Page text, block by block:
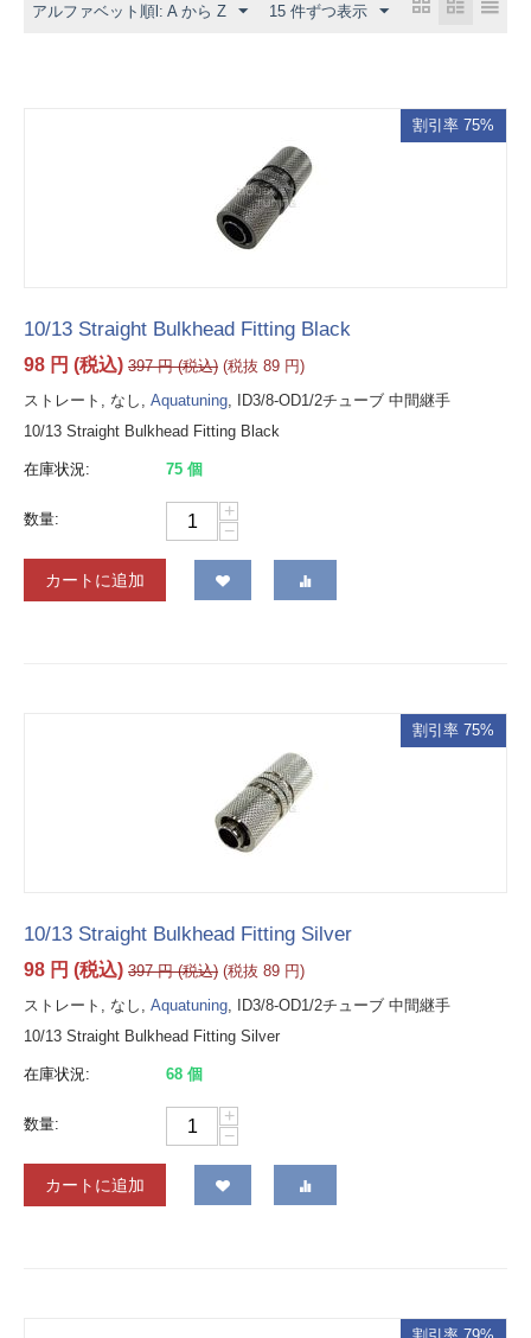
アルファベット順l: A から Z 15 件ずつ表示
割引率 75%
10/13 Straight Bulkhead Fitting Black
98 円 (税込) 397 円(税込) (税抜 89 円)
ストレート, なし, Aquatuning, ID3/8-OD1/2チューブ 中間継手
10/13 Straight Bulkhead Fitting Black
在庫状況: 75 個
数量:
+
−
カートに追加
割引率 75%
10/13 Straight Bulkhead Fitting Silver
98 円 (税込) 397 円(税込) (税抜 89 円)
ストレート, なし, Aquatuning, ID3/8-OD1/2チューブ 中間継手
10/13 Straight Bulkhead Fitting Silver
在庫状況: 68 個
数量:
+
−
カートに追加